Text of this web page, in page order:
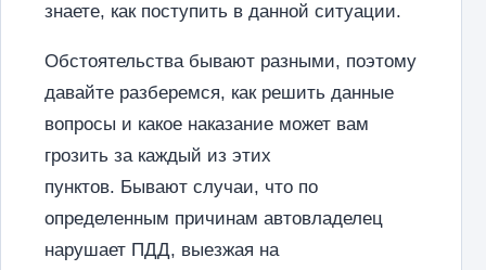
знаете, как поступить в данной ситуации.
Обстоятельства бывают разными, поэтому
давайте разберемся, как решить данные
вопросы и какое наказание может вам
грозить за каждый из этих
пунктов. Бывают случаи, что по
определенным причинам автовладелец
нарушает ПДД, выезжая на